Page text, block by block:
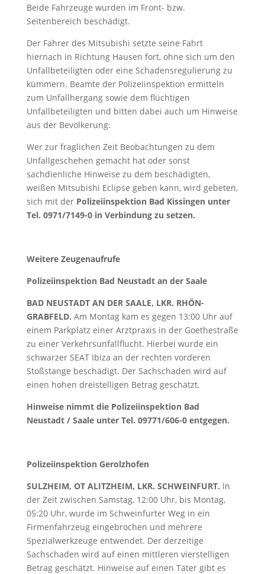
Beide Fahrzeuge wurden im Front- bzw.
Seitenbereich beschädigt.
Der Fahrer des Mitsubishi setzte seine Fahrt
hiernach in Richtung Hausen fort, ohne sich um den
Unfallbeteiligten oder eine Schadensregulierung zu
kümmern. Beamte der Polizeiinspektion ermitteln
zum Unfallhergang sowie dem flüchtigen
Unfallbeteiligten und bitten dabei auch um Hinweise
aus der Bevölkerung:
Wer zur fraglichen Zeit Beobachtungen zu dem
Unfallgeschehen gemacht hat oder sonst
sachdienliche Hinweise zu dem beschädigten,
weißen Mitsubishi Eclipse geben kann, wird gebeten,
sich mit der Polizeiinspektion Bad Kissingen unter
Tel. 0971/7149-0 in Verbindung zu setzen.
Weitere Zeugenaufrufe
Polizeiinspektion Bad Neustadt an der Saale
BAD NEUSTADT AN DER SAALE, LKR. RHÖN-
GRABFELD. Am Montag kam es gegen 13:00 Uhr auf
einem Parkplatz einer Arztpraxis in der Goethestraße
zu einer Verkehrsunfallflucht. Hierbei wurde ein
schwarzer SEAT Ibiza an der rechten vorderen
Stoßstange beschädigt. Der Sachschaden wird auf
einen hohen dreistelligen Betrag geschätzt.
Hinweise nimmt die Polizeiinspektion Bad
Neustadt / Saale unter Tel. 09771/606-0 entgegen.
Polizeiinspektion Gerolzhofen
SULZHEIM, OT ALITZHEIM, LKR. SCHWEINFURT. In
der Zeit zwischen Samstag, 12:00 Uhr, bis Montag,
05:20 Uhr, wurde im Schweinfurter Weg in ein
Firmenfahrzeug eingebrochen und mehrere
Spezialwerkzeuge entwendet. Der derzeitige
Sachschaden wird auf einen mittleren vierstelligen
Betrag geschätzt. Hinweise auf einen Täter gibt es